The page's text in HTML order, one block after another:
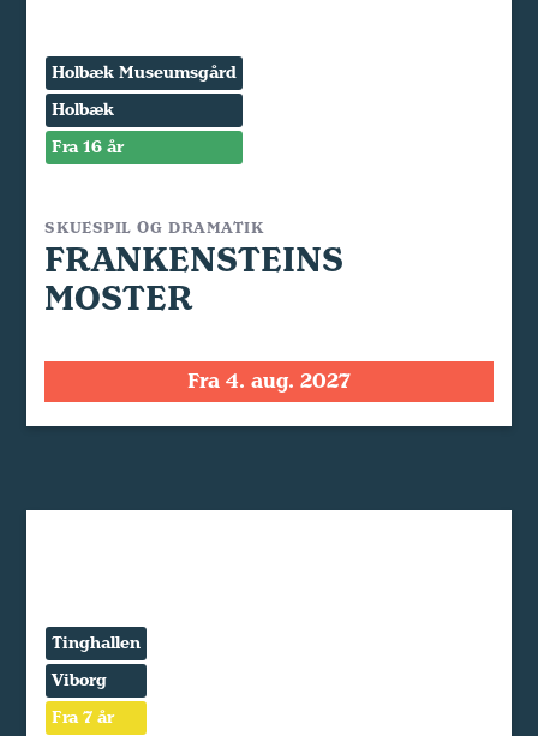
Holbæk Museumsgård
Holbæk
Fra 16 år
SKUESPIL OG DRAMATIK
FRANKENSTEINS
MOSTER
Fra 4. aug. 2027
Tinghallen
Viborg
Fra 7 år